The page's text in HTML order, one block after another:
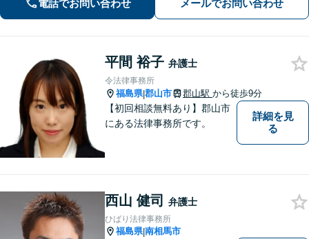
【分割払い可能】
電話でお問い合わせ メールでお問い合わせ
平間 裕子 弁護士
令法律事務所
福島県|郡山市 郡山駅 から徒歩9分
【初回相談無料あり】郡山市
にある法律事務所です。
詳細を見
る
西山 健司 弁護士
ひばり法律事務所
福島県|南相馬市